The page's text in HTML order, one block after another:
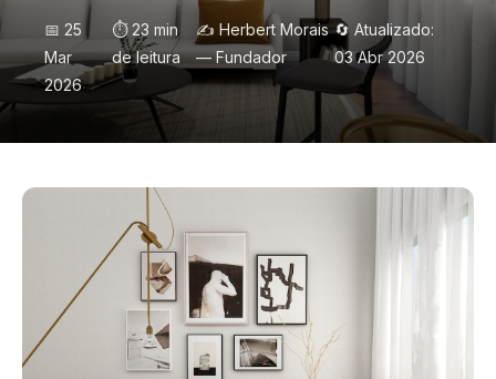
📅 25
Mar
2026
⏱️ 23 min
de leitura
✍️ Herbert Morais
— Fundador
🔄 Atualizado:
03 Abr 2026